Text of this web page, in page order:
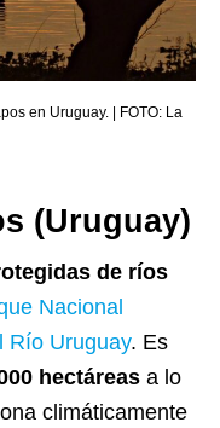
en Uruguay. | FOTO: La
(Uruguay)
de ríos
Nacional
Río Uruguay. Es
hectáreas a lo
climáticamente